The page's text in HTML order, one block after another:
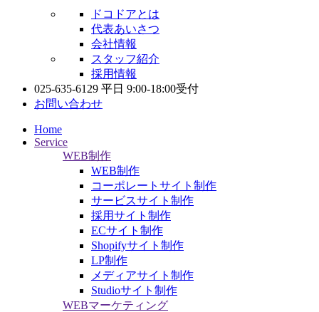
ドコドアとは
代表あいさつ
会社情報
スタッフ紹介
採用情報
025-635-6129 平日 9:00-18:00受付
お問い合わせ
Home
Service
WEB制作
WEB制作
コーポレートサイト制作
サービスサイト制作
採用サイト制作
ECサイト制作
Shopifyサイト制作
LP制作
メディアサイト制作
Studioサイト制作
WEBマーケティング